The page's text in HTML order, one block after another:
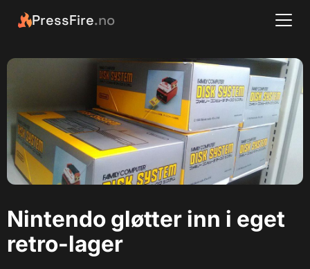
PressFire.no
Nintendo gløtter inn i eget
retro-lager